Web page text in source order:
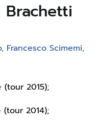
, Francesco Scimemi,
(tour 2015);
(tour 2014);